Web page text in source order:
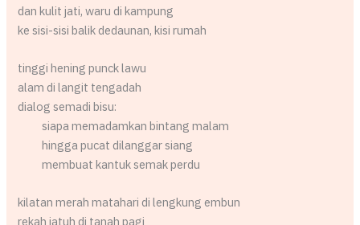
dan kulit jati, waru di kampung
ke sisi-sisi balik dedaunan, kisi rumah
tinggi hening punck lawu
alam di langit tengadah
dialog semadi bisu:
siapa memadamkan bintang malam
hingga pucat dilanggar siang
membuat kantuk semak perdu
kilatan merah matahari di lengkung embun
rekah jatuh di tanah pagi